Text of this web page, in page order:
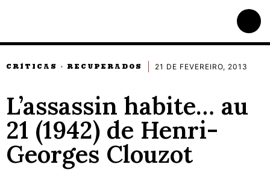
CRÍTICAS · RECUPERADOS 21 DE FEVEREIRO, 2013
L’assassin habite… au
21 (1942) de Henri-
Georges Clouzot